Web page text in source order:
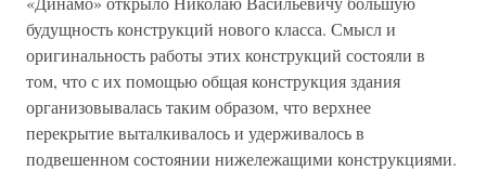
будущность конструкций нового класса. Смысл и
оригинальность работы этих конструкций состояли в
том, что с их помощью общая конструкция здания
организовывалась таким образом, что верхнее
перекрытие выталкивалось и удерживалось в
подвешенном состоянии нижележащими конструкциями.